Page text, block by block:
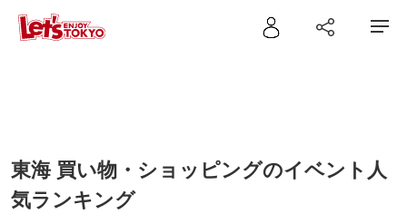
東海 買い物・ショッピングのイベント人
気ランキング